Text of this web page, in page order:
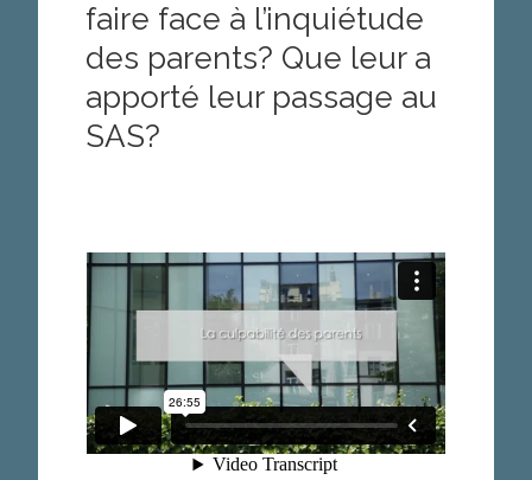
faire face à l’inquiétude
des parents? Que leur a
apporté leur passage au
SAS?